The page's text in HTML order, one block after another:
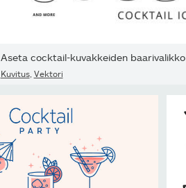
Aseta cocktail-kuvakkeiden baarivalikko
Kuvitus, Vektori